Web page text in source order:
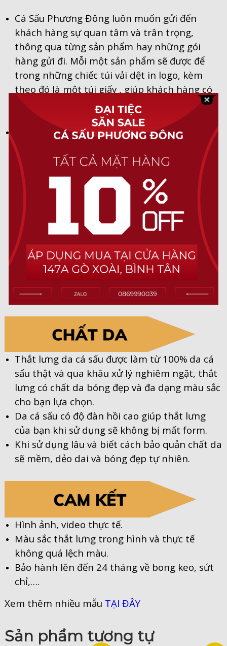
Cá Sấu Phương Đông luôn muốn gửi đến
khách hàng sự quan tâm và trân trọng,
thông qua từng sản phẩm hay những gói
hàng gửi đi. Mỗi một sản phẩm sẽ được để
trong những chiếc túi vải dệt in logo, kèm
theo đó là một túi giấy , giúp khách hàng có
thể dùng để làm quà tặng mà không cần lo
nghĩ về gói quà.
Đối với những đơn hàng gửi đi, Cá Sấu
Phương Đông sẽ gói thêm 1 lớp bọc khí giúp
đảm bảo được sự nguyên vẹn cho đơn hàng
của bạn.
Thắt lưng da cá sấu được làm từ 100% da cá
sấu thật và qua khâu xử lý nghiêm ngặt, thắt
lưng có chất da bóng đẹp và đa dạng màu sắc
cho bạn lựa chọn.
Da cá sấu có độ đàn hồi cao giúp thắt lưng
của bạn khi sử dụng sẽ không bị mất form.
Khi sử dụng lâu và biết cách bảo quản chất da
sẽ mềm, dẻo dai và bóng đẹp tự nhiên.
Hình ảnh, video thực tế.
Màu sắc thắt lưng trong hình và thực tế
không quá lệch màu.
Bảo hành lên đến 24 tháng về bong keo, sứt
chỉ,….
Xem thêm nhiều mẫu TẠI ĐÂY
Sản phẩm tương tự